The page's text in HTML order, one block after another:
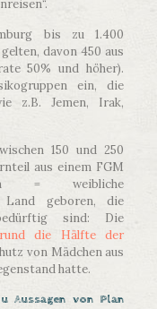
bis zu 1.400
davon 450 aus
50% und höher).
ein, die
z.B. Jemen, Irak,
150 und 250
aus einem FGM
= weibliche
Land geboren, die
sind: Die
rund die Hälfte der
von Mädchen aus
hatte.
Aussagen von Plan